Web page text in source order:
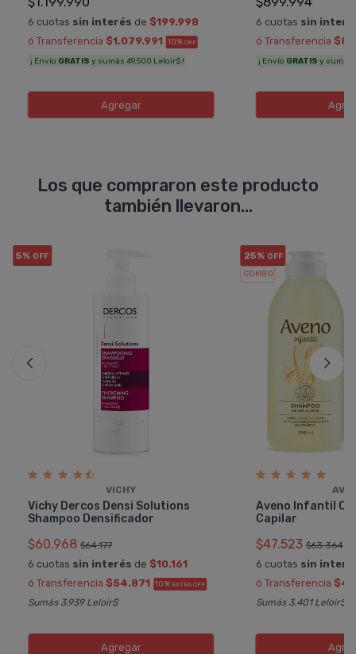
6 cuotas sin interés de $199.998
ó Transferencia $1.079.991 10% OFF
¡ Envío GRATIS y sumás 49.500 Leloir$ !
Agregar
6 cuotas sin
ó Transferencia
¡ Envío GRATIS y sumás
Los que compraron este producto
también llevaron...
5% OFF
VICHY
Vichy Dercos Densi Solutions
Shampoo Densificador
$60.968 $64.177
6 cuotas sin interés de $10.161
ó Transferencia $54.871 10% EXTRA OFF
Sumás 3.939 Leloir$
Agregar
25% OFF
COMBO
Aveno Infantil
Capilar
$47.523 $63.364
6 cuotas sin
ó Transferencia
Sumás 3.401 Leloir$